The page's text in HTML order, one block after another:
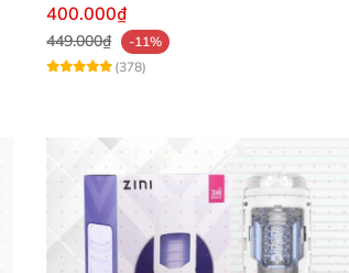
400.000₫
449.000₫
-11%
(378)